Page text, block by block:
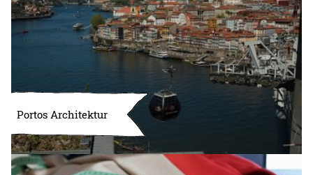
Portos Architektur